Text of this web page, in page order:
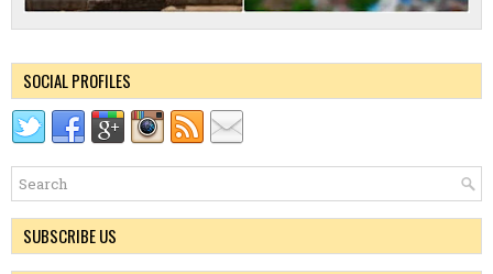
SOCIAL PROFILES
SUBSCRIBE US